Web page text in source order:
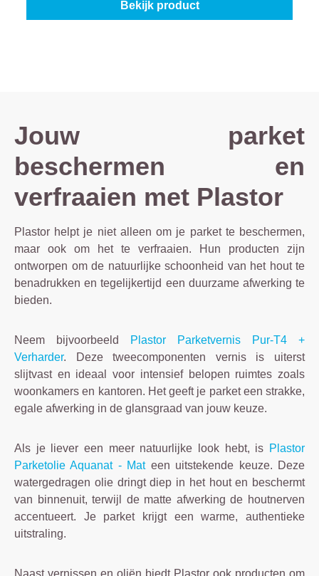
Bekijk product
Jouw parket
beschermen en
verfraaien met Plastor
Plastor helpt je niet alleen om je parket te beschermen,
maar ook om het te verfraaien. Hun producten zijn
ontworpen om de natuurlijke schoonheid van het hout te
benadrukken en tegelijkertijd een duurzame afwerking te
bieden.
Neem bijvoorbeeld
Plastor Parketvernis Pur-T4 +
Verharder. Deze tweecomponenten vernis is uiterst
slijtvast en ideaal voor intensief belopen ruimtes zoals
woonkamers en kantoren. Het geeft je parket een strakke,
egale afwerking in de glansgraad van jouw keuze.
Als je liever een meer natuurlijke look hebt, is Plastor
Parketolie Aquanat - Mateen uitstekende keuze. Deze
watergedragen olie dringt diep in het hout en beschermt
van binnenuit, terwijl de matte afwerking de houtnerven
accentueert. Je parket krijgt een warme, authentieke
uitstraling.
Naast vernissen en oliën biedt Plastor ook producten om